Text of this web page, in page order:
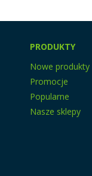
PRODUKTY
Nowe produkty
Promocje
Popularne
Nasze sklepy